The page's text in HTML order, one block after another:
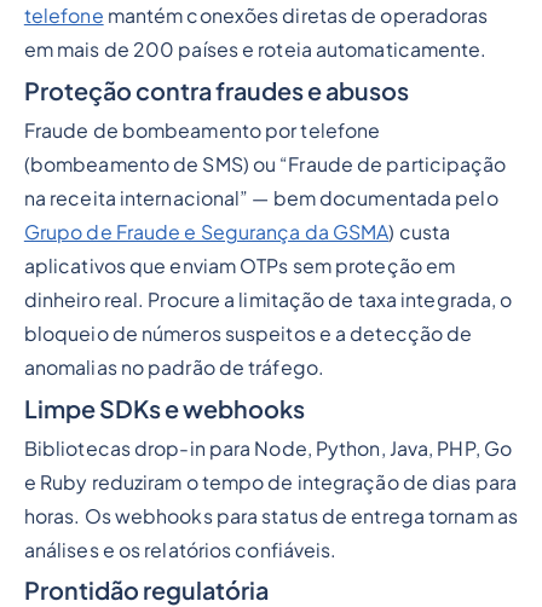
telefone mantém conexões diretas de operadoras
em mais de 200 países e roteia automaticamente.
Proteção contra fraudes e abusos
Fraude de bombeamento por telefone
(bombeamento de SMS) ou “Fraude de participação
na receita internacional” — bem documentada pelo
Grupo de Fraude e Segurança da GSMA) custa
aplicativos que enviam OTPs sem proteção em
dinheiro real. Procure a limitação de taxa integrada, o
bloqueio de números suspeitos e a detecção de
anomalias no padrão de tráfego.
Limpe SDKs e webhooks
Bibliotecas drop-in para Node, Python, Java, PHP, Go
e Ruby reduziram o tempo de integração de dias para
horas. Os webhooks para status de entrega tornam as
análises e os relatórios confiáveis.
Prontidão regulatória